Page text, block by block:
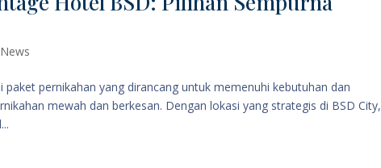
News
pernikahan yang dirancang untuk memenuhi kebutuhan dan
mewah dan berkesan. Dengan lokasi yang strategis di BSD City,